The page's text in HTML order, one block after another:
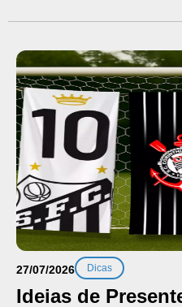
27/07/2026 Dicas
Ideias de